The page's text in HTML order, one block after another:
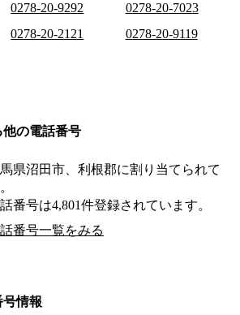
0278-20-9292
0278-20-7023
0278-20-2121
0278-20-9119
他の電話番号
県沼田市、利根郡に割り当てられて
番号は4,801件登録されています。
番号一覧をみる
情報